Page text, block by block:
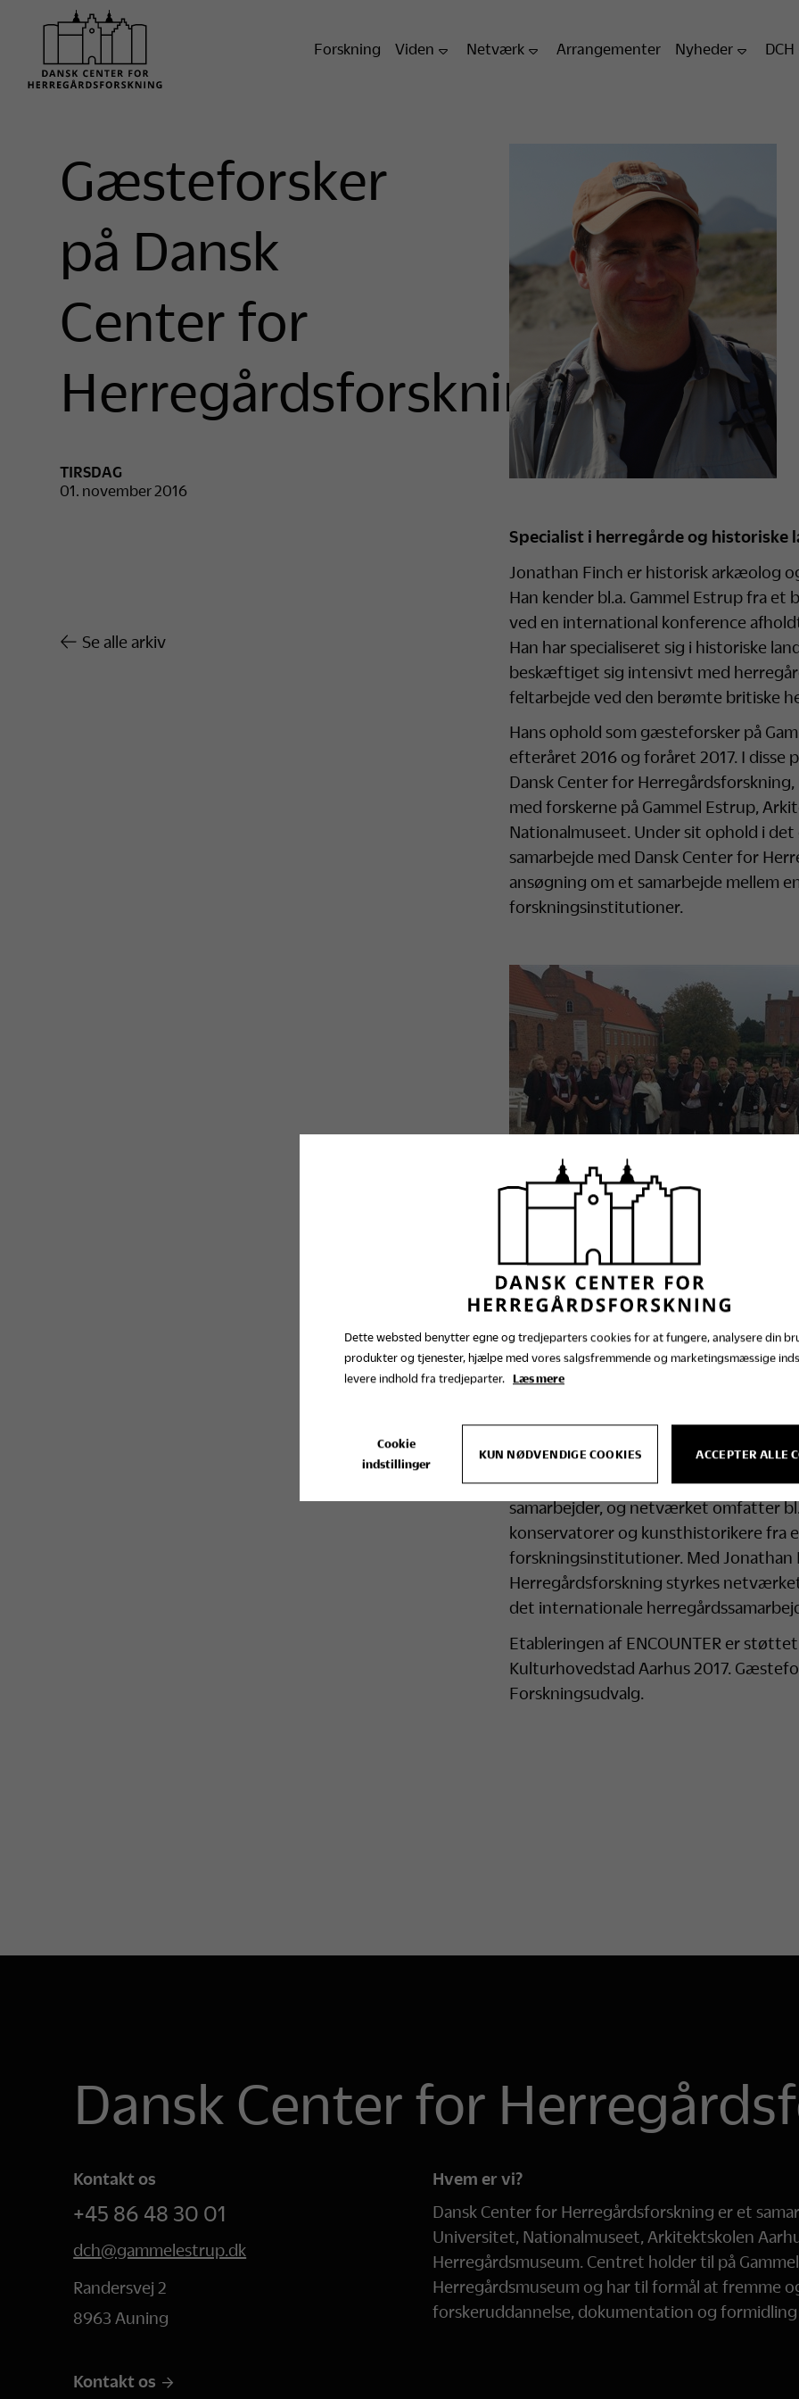
Forskning Viden Netværk Arrangementer Nyheder DCH
Gæsteforsker
på Dansk
Center for
Herregårdsforskning
TIRSDAG
01. november 2016
Se alle arkiv
Specialist i herregårde og historiske
Jonathan Finch er historisk arkæolog
Han kender bl.a. Gammel Estrup fra
ved en international konference
Han har specialiseret sig i historiske
beskæftiget sig intensivt med
feltarbejde ved den berømte britiske
Hans ophold som gæsteforsker på
efteråret 2016 og foråret 2017. I disse
Dansk Center for
med forskerne på Gammel Estrup,
Nationalmuseet. Under sit ophold i det
samarbejde med Dansk Center for
ansøgning om et samarbejde mellem
forskningsinstitutioner.
Med etableringen af netværket
og Dansk Center for
Internationalt netværk med rødder
Det internationale samarbejde om
dannelsen af netværket
Estate Research. Netværket blev
Herregårdsforskning sidste efterår i
Gammel Estrup. I det forgangne år
specialister fra ind- og udland. Der er
samarbejder, og netværket omfatter
konservatorer og kunsthistorikere fra
forskningsinstitutioner. Med Jonathan
Herregårdsforskning styrkes
det internationale
Etableringen af ENCOUNTER er
Kulturhovedstad Aarhus 2017.
Forskningsudvalg.
Dansk Center for
Kontakt os
+45 86 48 30 01
dch@gammelestrup.dk
Randersvej 2
8963 Auning
Kontakt os
Hvem er vi?
Dansk Center for Herregårdsforskning er et
Universitet, Nationalmuseet, Arkitektskolen
Herregårdsmuseum. Centret holder til på
Herregårdsmuseum og har til formål at fremme
forskeruddannelse, dokumentation og
Dette websted benytter egne og tredjeparters cookies for at fungere, analysere din
produkter og tjenester, hjælpe med vores salgsfremmende og marketingsmæssige
levere indhold fra tredjeparter. Læs mere
Cookie
indstillinger
KUN NØDVENDIGE COOKIES ACCEPTER ALLE